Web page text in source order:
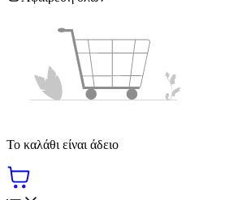
Το καλάθι είναι άδειο